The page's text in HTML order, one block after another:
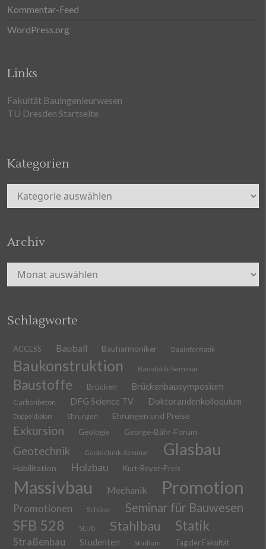
Kommentar-Feed
WordPress.org
Links
Fakultät Bauingenieurwesen
TU Dresden Startseite
Kategorien
Kategorien
Archiv
Archiv
Schlagworte
ACCESS Bauball Bauharmoniker Bauinformatik
Baukonstruktion Baustatik-Seminar
Baustoffe Brücken Brückenbausymposium
Carbonbeton DFG Science TV Doktorandenkolloquium
Doppeldiplom Ehrungen Ehrungen und Preise
Exkursion Geologie George-Bähr-Forum
Geotechnik Geotechnik-Seminar Glasbau
Habilitation Holzbau Kurt-Beyer-Preis
Massivbau Mechanik Promotion
Promotionen Schüler Seminar für Bauwesen
SFB 528 SLUB Stahlbau Statik
Straßenbau Studenten Studium Tag der Fakultät